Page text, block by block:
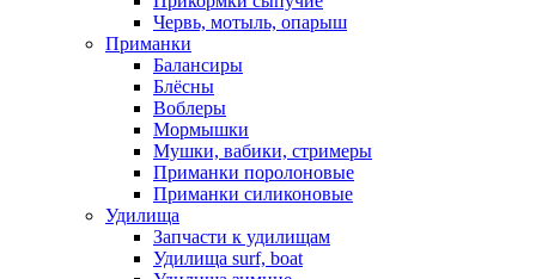
Червь, мотыль, опарыш
Приманки
Балансиры
Блёсны
Воблеры
Мормышки
Мушки, вабики, стримеры
Приманки поролоновые
Приманки силиконовые
Удилища
Запчасти к удилищам
Удилища surf, boat